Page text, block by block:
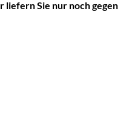
liefern Sie nur noch gegen